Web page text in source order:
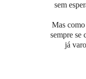
sem
Mas
sempre se
já